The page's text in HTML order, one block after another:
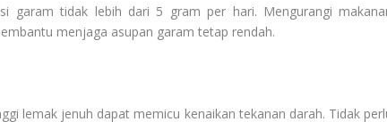
garam tidak lebih dari 5 gram per hari. Mengurangi
menjaga asupan garam tetap rendah.
lemak jenuh dapat memicu kenaikan tekanan darah. Tidak